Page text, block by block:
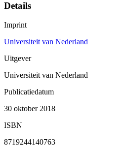
Details
Imprint
Universiteit van Nederland
Uitgever
Universiteit van Nederland
Publicatiedatum
30 oktober 2018
ISBN
8719244140763